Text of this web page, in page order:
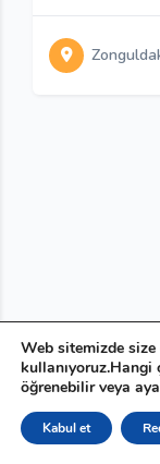
Web sitemizde
kullanıyoruz.Hangi
öğrenebilir veya
Kabul et